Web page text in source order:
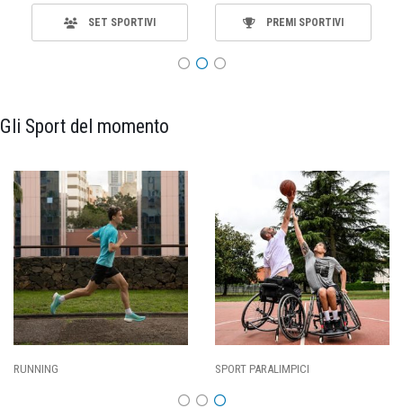
SET SPORTIVI PREMI SPORTIVI
Gli Sport del momento
SPORT PARALIMPICI